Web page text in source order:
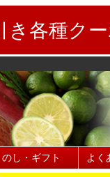
各種クー
のし・ギフト よく